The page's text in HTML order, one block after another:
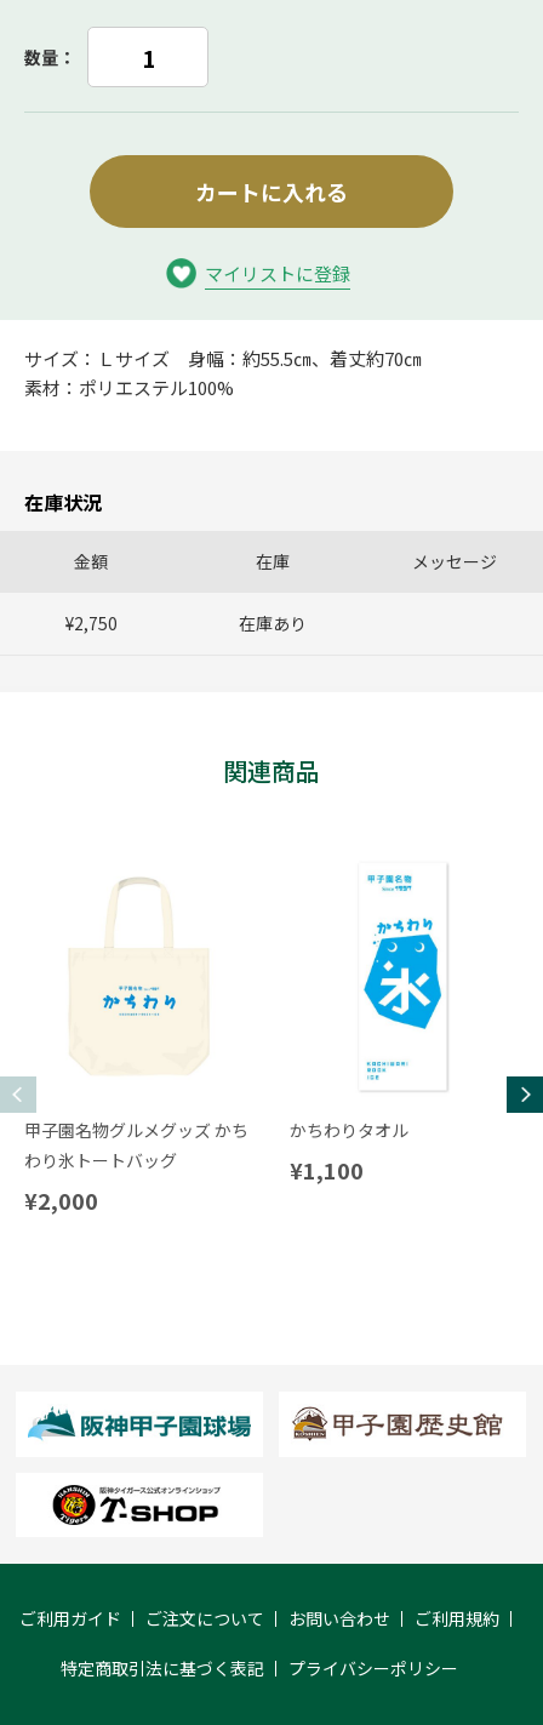
数量：
カートに入れる
マイリストに登録
サイズ：Ｌサイズ 身幅：約55.5㎝、着丈約70㎝
素材：ポリエステル100%
在庫状況
金額 在庫 メッセージ
¥2,750 在庫あり
関連商品
甲子園名物グルメグッズ かち
わり氷トートバッグ
¥2,000
かちわりタオル
¥1,100
ご利用ガイド ご注文について お問い合わせ ご利用規約
特定商取引法に基づく表記 プライバシーポリシー